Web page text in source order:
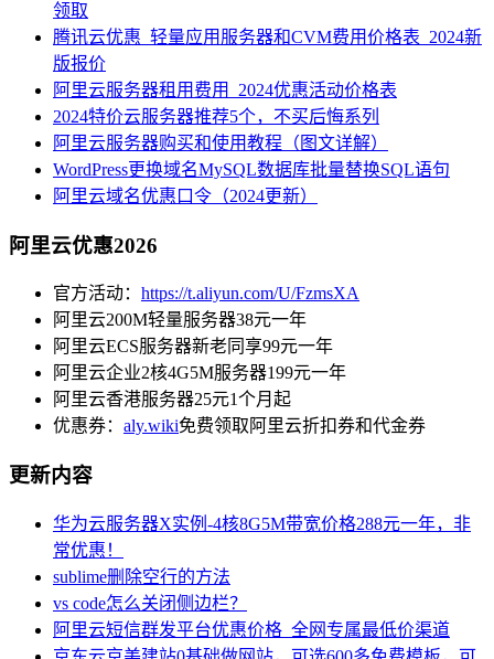
领取
腾讯云优惠_轻量应用服务器和CVM费用价格表_2024新
版报价
阿里云服务器租用费用_2024优惠活动价格表
2024特价云服务器推荐5个，不买后悔系列
阿里云服务器购买和使用教程（图文详解）
WordPress更换域名MySQL数据库批量替换SQL语句
阿里云域名优惠口令（2024更新）
阿里云优惠2026
官方活动： https://t.aliyun.com/U/FzmsXA
阿里云200M轻量服务器38元一年
阿里云ECS服务器新老同享99元一年
阿里云企业2核4G5M服务器199元一年
阿里云香港服务器25元1个月起
优惠券： aly.wiki免费领取阿里云折扣券和代金券
更新内容
华为云服务器X实例-4核8G5M带宽价格288元一年，非
常优惠！
sublime删除空行的方法
vs code怎么关闭侧边栏？
阿里云短信群发平台优惠价格_全网专属最低价渠道